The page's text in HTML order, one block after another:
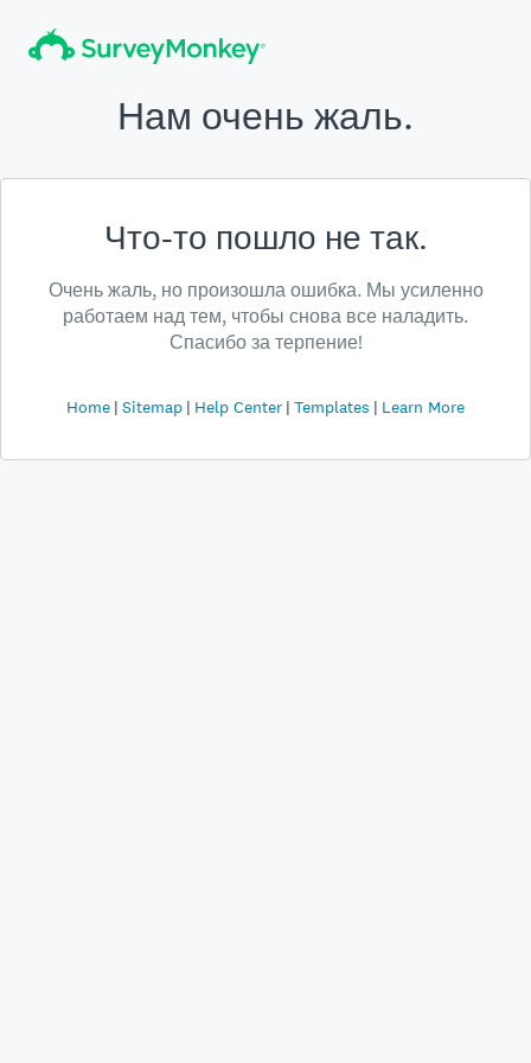
Нам очень жаль.
Что-то пошло не так.
Очень жаль, но произошла ошибка. Мы усиленно
работаем над тем, чтобы снова все наладить.
Спасибо за терпение!
Home Sitemap Help Center Templates Learn More